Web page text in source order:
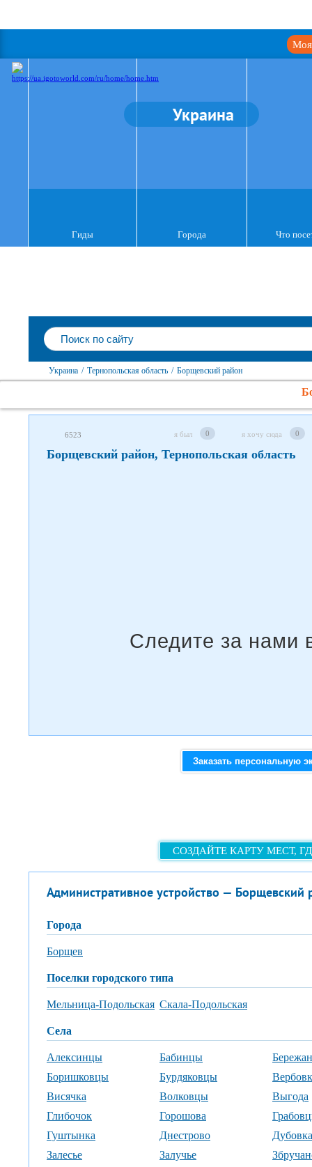
Моя
Украина
Гиды Города Что
Украина / Тернопольская область / Борщевский район
6523 я был 0 я хочу сюда 0
Борщевский район, Тернопольская область
Заказать персональную
СОЗДАЙТЕ КАРТУ МЕСТ,
Административное устройство — Борщевский
города
Борщев
поселки городского типа
Мельница-Подольская Скала-Подольская
села
Алексинцы Бабинцы
Боришковцы
Бурдяковцы
Висячка
Волковцы
Выгода
Глибочок
Горошова
Гуштынка
Днестрово
Дубовка
Залесье
Залучье